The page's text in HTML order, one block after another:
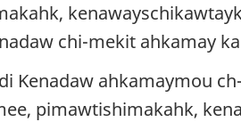
chi-mekit ahkamay
Kenadaw ahkamaymou
pimawtishimakahk,